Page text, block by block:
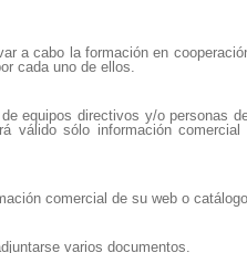
a cabo la formación en
cada uno de ellos.
equipos directivos y/o personas
válido sólo información
comercial de su web o
varios documentos.